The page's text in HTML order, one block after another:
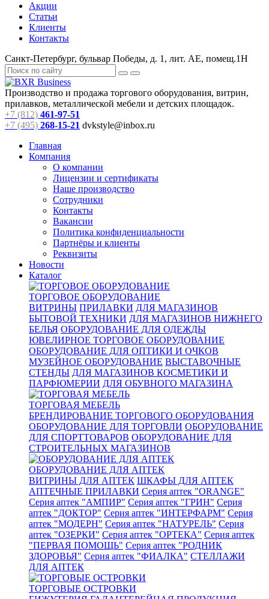
Акции
Статьи
Клиенты
Контакты
Санкт-Петербург, бульвар Победы, д. 1, лит. АЕ, помещ.1Н
Производство и продажа торгового оборудования, витрин,
прилавков, металлической мебели и детских площадок.
+7 (812) 461-97-51
+7 (495) 268-15-21 dvkstyle@inbox.ru
Главная
Компания
О компании
Лицензии и сертификаты
Наше производство
Сотрудники
Контакты
Вакансии
Политика конфиденциальности
Партнёры и клиенты
Реквизиты
Новости
Каталог
ТОРГОВОЕ ОБОРУДОВАНИЕ
ВИТРИНЫ ПРИЛАВКИ ДЛЯ МАГАЗИНОВ
БЫТОВОЙ ТЕХНИКИ ДЛЯ МАГАЗИНОВ НИЖНЕГО
БЕЛЬЯ ОБОРУДОВАНИЕ ДЛЯ ОДЕЖДЫ
ЮВЕЛИРНОЕ ТОРГОВОЕ ОБОРУДОВАНИЕ
ОБОРУДОВАНИЕ ДЛЯ ОПТИКИ И ОЧКОВ
МУЗЕЙНОЕ ОБОРУДОВАНИЕ ВЫСТАВОЧНЫЕ
СТЕНДЫ ДЛЯ МАГАЗИНОВ КОСМЕТИКИ И
ПАРФЮМЕРИИ ДЛЯ ОБУВНОГО МАГАЗИНА
ТОРГОВАЯ МЕБЕЛЬ
БРЕНДИРОВАНИЕ ТОРГОВОГО ОБОРУДОВАНИЯ
ОБОРУДОВАНИЕ ДЛЯ ТОРГОВЛИ ОБОРУДОВАНИЕ
ДЛЯ СПОРТТОВАРОВ ОБОРУДОВАНИЕ ДЛЯ
СТРОИТЕЛЬНЫХ МАГАЗИНОВ
ОБОРУДОВАНИЕ ДЛЯ АПТЕК
ВИТРИНЫ ДЛЯ АПТЕК ШКАФЫ ДЛЯ АПТЕК
АПТЕЧНЫЕ ПРИЛАВКИ Серия аптек "ORANGE"
Серия аптек "АМПИР" Серия аптек "ГРИН" Серия
аптек "ДОКТОР" Серия аптек "ИНТЕРФАРМ" Серия
аптек "МОДЕРН" Серия аптек "НАТУРЕЛЬ" Серия
аптек "ОЗЕРКИ" Серия аптек "ОРТЕКА" Серия аптек
"ПЕРВАЯ ПОМОЩЬ" Серия аптек "РОДНИК
ЗДОРОВЬЯ" Серия аптек "ФИАЛКА" СТЕЛЛАЖИ
ДЛЯ АПТЕК
ТОРГОВЫЕ ОСТРОВКИ